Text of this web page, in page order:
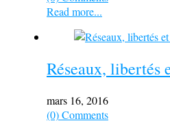
Read more...
Réseaux, libertés
mars 16, 2016
(0) Comments